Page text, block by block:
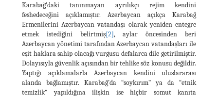
Karabağ’daki tanınmayan ayrılıkçı rejim kendini
feshedeceğini açıklamıştır. Azerbaycan açıkça Karabağ
Ermenilerini Azerbaycan vatandaşı olarak yeniden entegre
etmek istediğini belirtmiş[2], aylar öncesinden beri
Azerbaycan yönetimi tarafından Azerbaycan vatandaşları ile
eşit haklara sahip olacağı vurgusu defalarca dile getirilmiştir.
Dolayısıyla güvenlik açısından bir tehlike söz konusu değildir.
Yaptığı açıklamalarla Azerbaycan kendini uluslararası
alanda bağlamıştır. Karabağ’da “soykırım” ya da “etnik
temizlik” yapıldığına ilişkin ise hiçbir somut kanıta